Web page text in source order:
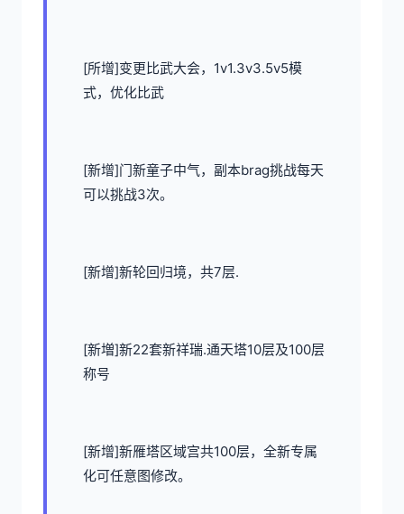
[所增]变更比武大会，1v1.3v3.5v5模
式，优化比武
[新增]门新童子中气，副本brag挑战每天
可以挑战3次。
[新增]新轮回归境，共7层.
[新増]新22套新祥瑞.通天塔10层及100层
称号
[新增]新雁塔区域宫共100层，全新专属
化可任意图修改。